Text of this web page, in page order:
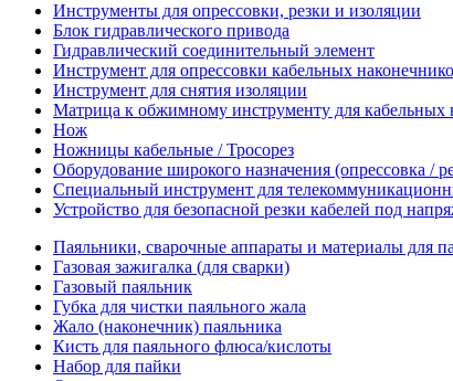
Инструменты для опрессовки, резки и изоляции
Блок гидравлического привода
Гидравлический соединительный элемент
Инструмент для опрессовки кабельных
Инструмент для снятия изоляции
Матрица к обжимному инструменту для кабельных
Нож
Ножницы кабельные / Тросорез
Оборудование широкого назначения (опрессовка /
Специальный инструмент для
Устройство для безопасной резки кабелей под
Паяльники, сварочные аппараты и материалы для
Газовая зажигалка (для сварки)
Газовый паяльник
Губка для чистки паяльного жала
Жало (наконечник) паяльника
Кисть для паяльного флюса/кислоты
Набор для пайки